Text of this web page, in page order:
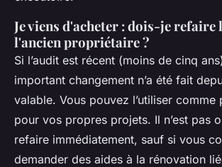
Je viens d'acheter : dois-je refaire
l'ancien propriétaire ?
Si l’audit est récent (moins de cinq
important changement n’a été fait
valable. Vous pouvez l’utiliser
pour vos propres projets. Il n’est pas
refaire immédiatement, sauf si vous
demander des aides à la rénovation